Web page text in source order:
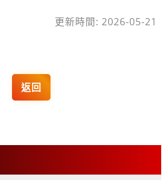
更新時間: 2026-05-21
返回